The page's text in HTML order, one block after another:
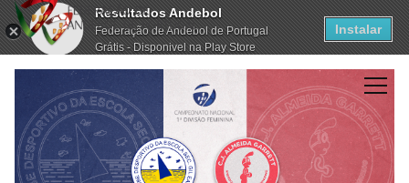
Resultados Andebol
Federação de Andebol de Portugal
Grátis - Disponivel na Play Store
Instalar